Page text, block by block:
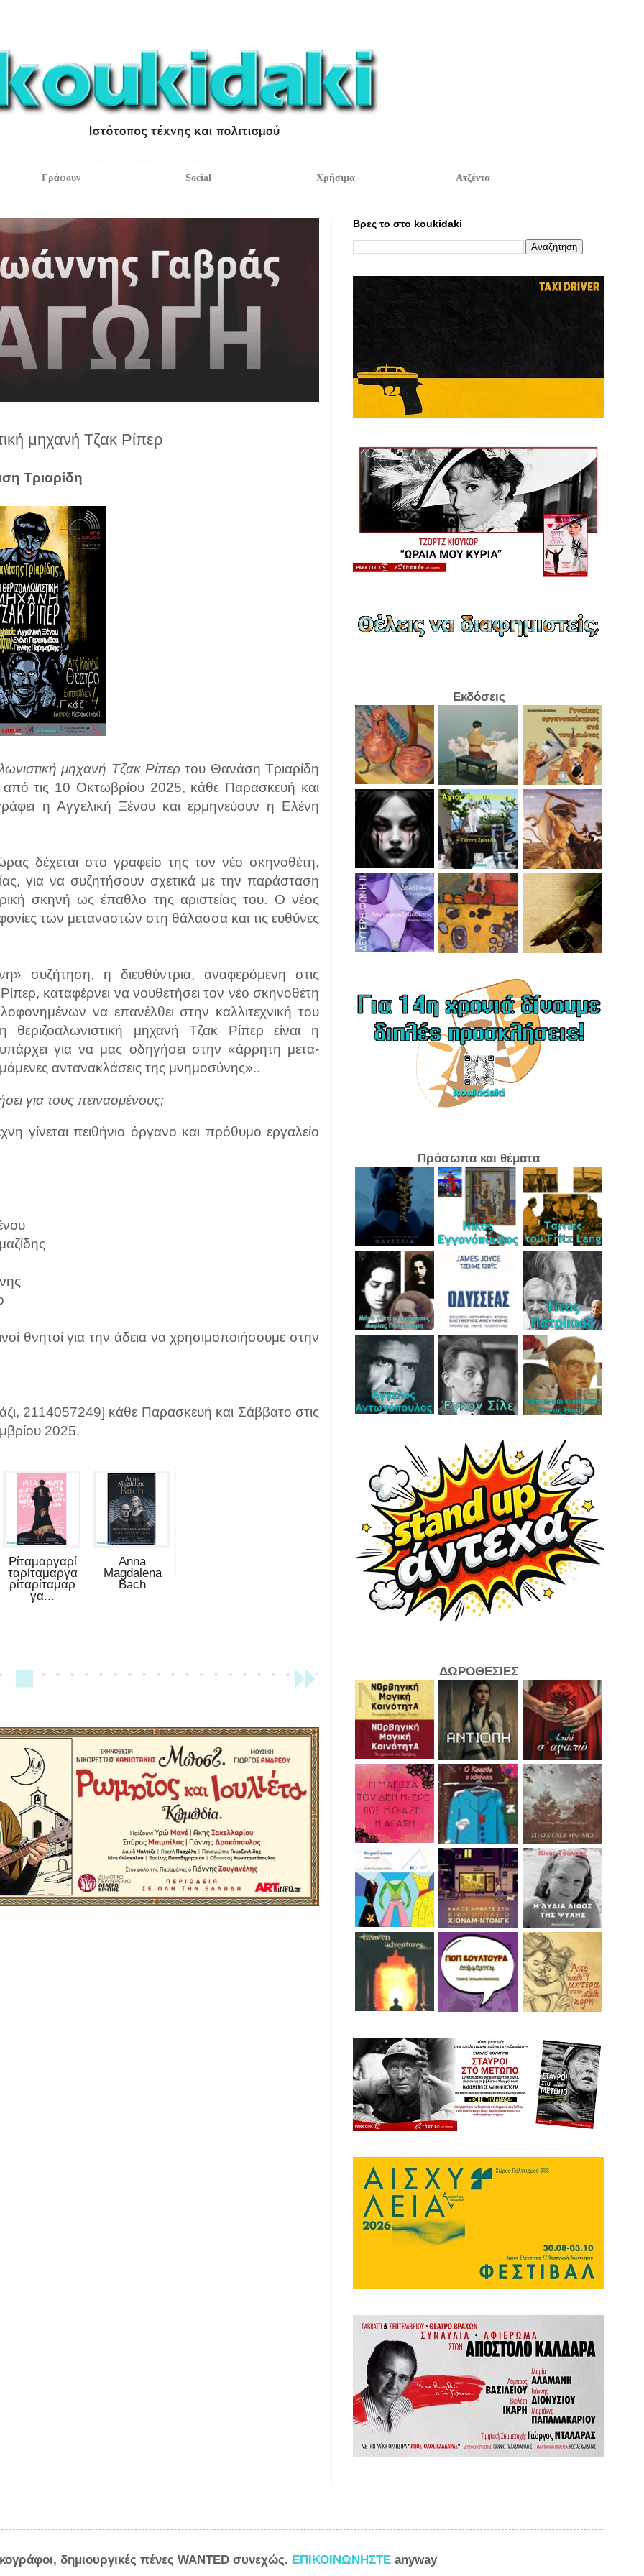
Γράφουν Social Χρήσιμα Ατζέντα
μηχανή Τζακ Ρίπερ
Τριαρίδη
μηχανή Τζακ Ρίπερ του Θανάση Τριαρίδη
τις 10 Οκτωβρίου 2025, κάθε Παρασκευή και
η Αγγελική Ξένου και ερμηνεύουν η Ελένη
δέχεται στο γραφείο της τον νέο σκηνοθέτη,
για να συζητήσουν σχετικά με την παράσταση
σκηνή ως έπαθλο της αριστείας του. Ο νέος
των μεταναστών στη θάλασσα και τις ευθύνες
συζήτηση, η διευθύντρια, αναφερόμενη στις
καταφέρνει να νουθετήσει τον νέο σκηνοθέτη
να επανέλθει στην καλλιτεχνική του
μηχανή Τζακ Ρίπερ είναι η
για να μας οδηγήσει στην «άρρητη μετα-
αντανακλάσεις της μνημοσύνης»..
για τους πεινασμένους;
γίνεται πειθήνιο όργανο και πρόθυμο εργαλείο
θνητοί για την άδεια να χρησιμοποιήσουμε στην
2114057249] κάθε Παρασκευή και Σάββατο στις
2025.
Ρίταμαργαρί
ταρίταμαργα
ρίταρίταμαρ
γα...
Anna
Magdalena
Bach
Βρες το στο koukidaki
Εκδόσεις
Πρόσωπα και θέματα
ΔΩΡΟΘΕΣΙΕΣ
δημιουργικές πένες WANTED συνεχώς. ΕΠΙΚΟΙΝΩΝΗΣΤΕ anyway